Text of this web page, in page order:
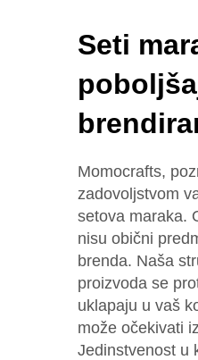
Seti
Momocrafts,
zadovoljstvom
setova maraka.
nisu obični
brenda. Naša
proizvoda se
uklapaju u vaš
može očekivati
Jedinstvenost u